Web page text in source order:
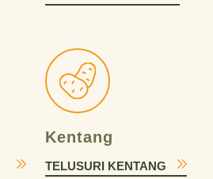
Kentang
TELUSURI KENTANG